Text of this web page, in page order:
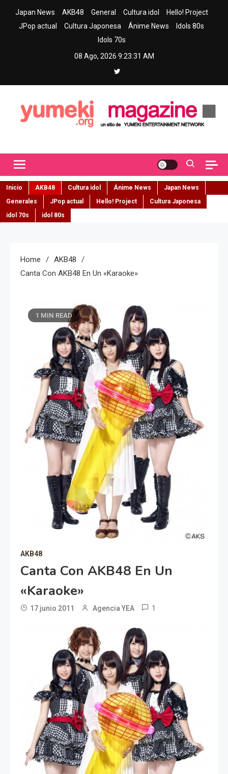
Japan News AKB48 General Cultura idol
Hello! Project
JPop actual
Cultura Japonesa Ánime News
Idols 80s
Idols 70s
08 Ago, 2026 9:23:33 AM
Inicio AKB48 Cultura idol Ánime News
Japan News
Generales
JPop actual Hello! Project
Cultura Japonesa
idol 70s
idol 80s
Home
AKB48
Canta Con AKB48 En Un «Karaoke»
1 MIN READ
AKB48
Canta Con AKB48 En Un
«Karaoke»
17 junio 2011 Agencia YEA 1